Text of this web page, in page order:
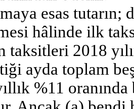
esas tutarın;
hâlinde ilk
taksitleri 2018
ayda toplam
%11